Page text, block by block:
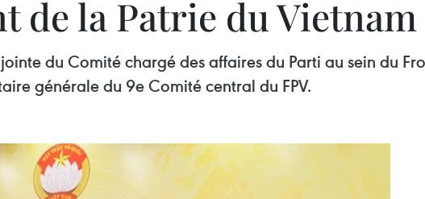
de la Patrie du Vietnam
du Comité chargé des affaires du Parti au sein du
générale du 9e Comité central du FPV.